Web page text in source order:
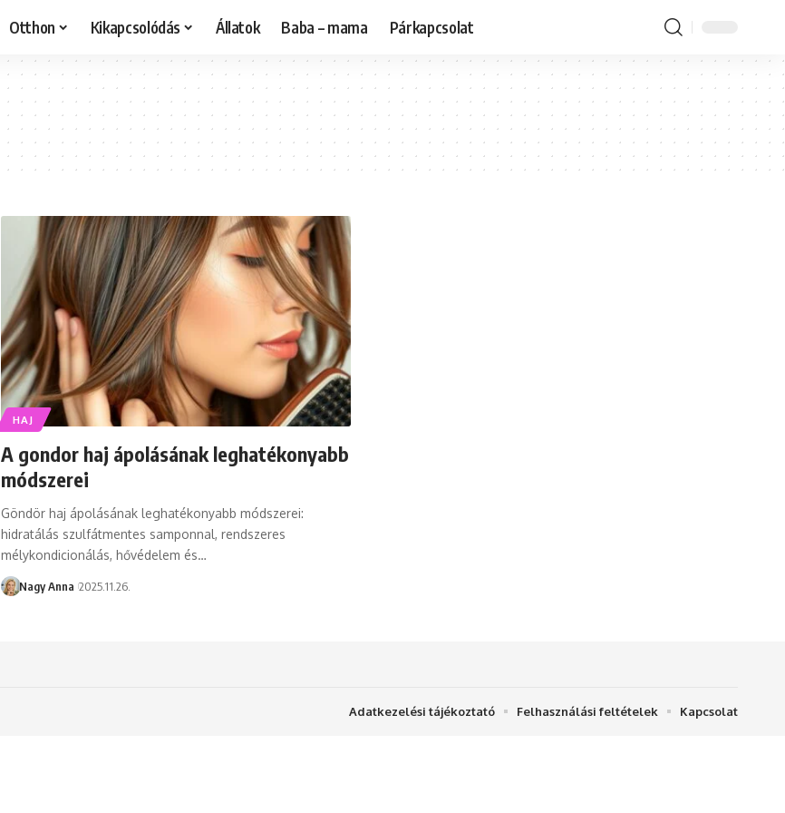
Otthon Kikapcsolódás Állatok Baba – mama Párkapcsolat
HAJ
A gondor haj ápolásának leghatékonyabb
módszerei
Göndör haj ápolásának leghatékonyabb módszerei:
hidratálás szulfátmentes samponnal, rendszeres
mélykondicionálás, hővédelem és…
Nagy Anna 2025.11.26.
Adatkezelési tájékoztató Felhasználási feltételek Kapcsolat